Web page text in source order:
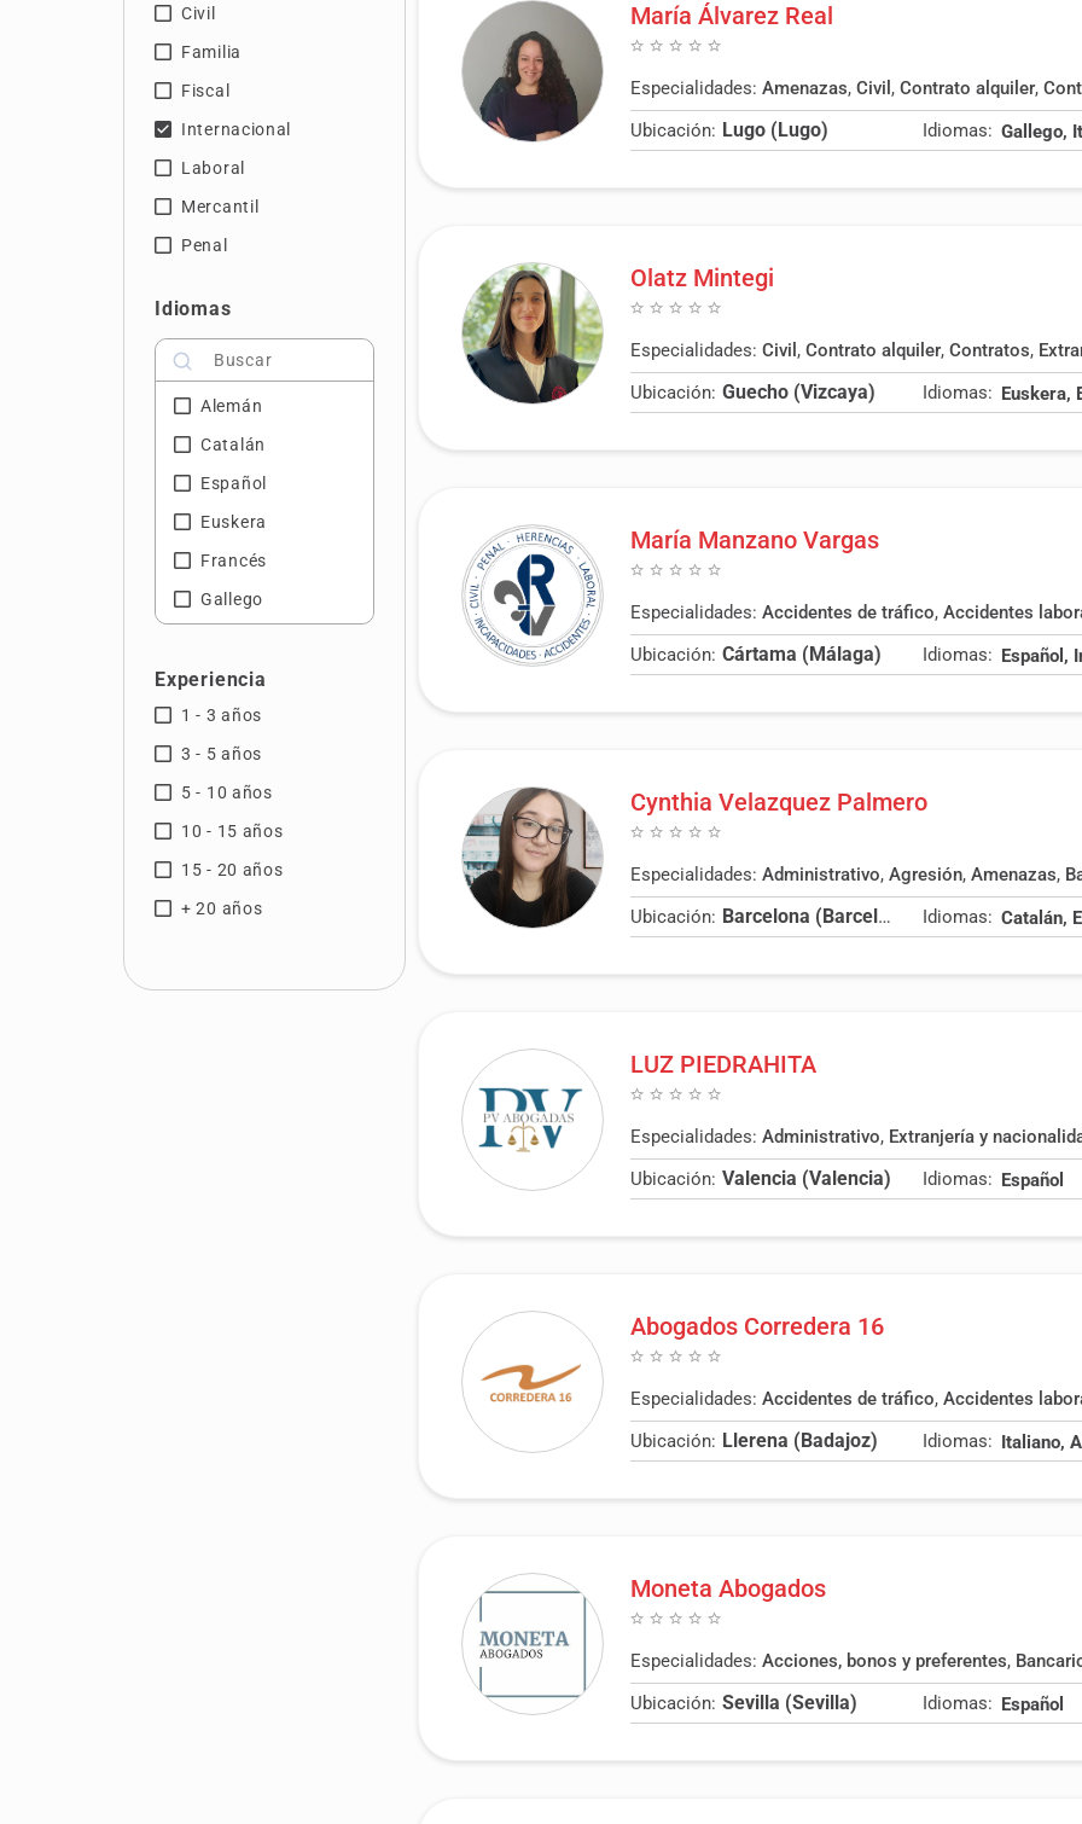
Civil
Familia
Fiscal
Internacional
Laboral
Mercantil
Penal
Idiomas
Alemán
Catalán
Español
Euskera
Francés
Gallego
Italiano
Marroquí
Experiencia
1 - 3 años
3 - 5 años
5 - 10 años
10 - 15 años
15 - 20 años
+ 20 años
María Álvarez Real
Especialidades: Amenazas, Civil , Contrato alquiler,
Ubicación: Lugo (Lugo) Idiomas:
Olatz Mintegi
Especialidades: Civil , Contrato alquiler, Contratos,
Ubicación: Guecho (Vizcaya) Idiomas: Euskera,
María Manzano Vargas
Especialidades: Accidentes de tráfico, Accidentes
Ubicación: Cártama (Málaga) Idiomas: Español,
Cynthia Velazquez Palmero
Especialidades: Administrativo, Agresión, Amenazas,
Ubicación:
Barcelona (Barcelona) Idiomas:
LUZ PIEDRAHITA
Especialidades: Administrativo, Extranjería y
Ubicación: Valencia (Valencia) Idiomas: Español
Abogados Corredera 16
Especialidades: Accidentes de tráfico, Accidentes
Ubicación: Llerena (Badajoz) Idiomas:
Moneta Abogados
Especialidades: Acciones, bonos y preferentes,
Ubicación: Sevilla (Sevilla) Idiomas: Español